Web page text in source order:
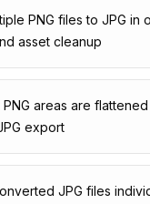
PNG files to JPG in
asset cleanup
PNG areas are
export
JPG files